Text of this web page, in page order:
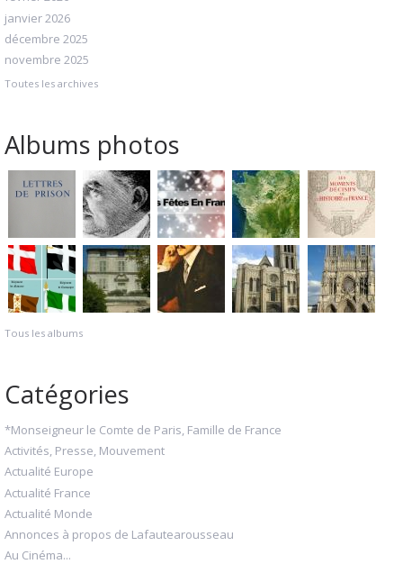
janvier 2026
décembre 2025
novembre 2025
Toutes les archives
Albums photos
Tous les albums
Catégories
*Monseigneur le Comte de Paris, Famille de France
Activités, Presse, Mouvement
Actualité Europe
Actualité France
Actualité Monde
Annonces à propos de Lafautearousseau
Au Cinéma...